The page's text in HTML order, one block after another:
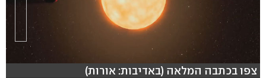
צפו בכתבה המלאה (באדיבות: אורות)